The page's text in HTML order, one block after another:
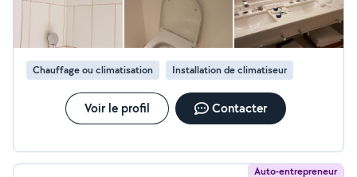
Chauffage ou climatisation Installation de climatiseur
Voir le profil Contacter
Auto-entrepreneur